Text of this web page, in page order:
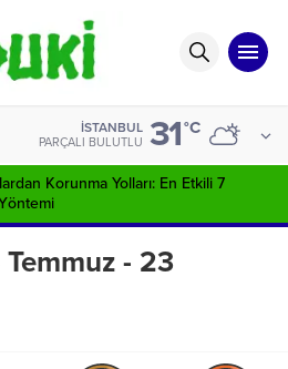
İSTANBUL
PARÇALI BULUTLU 31°C
Korunma Yolları: En Etkili 7
- 23